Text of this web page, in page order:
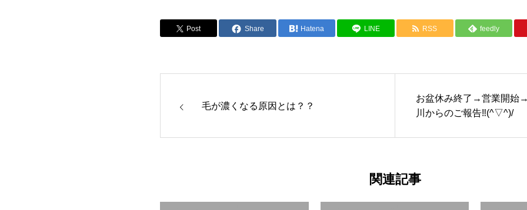
Post Share Hatena LINE RSS feedly
毛が濃くなる原因とは？？
お盆休み終了→営業開始
川からのご報告‼(^▽^)/
関連記事